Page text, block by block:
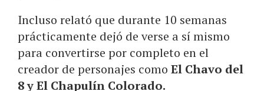
Incluso relató que durante 10 semanas
prácticamente dejó de verse a sí mismo
para convertirse por completo en el
creador de personajes como El Chavo del
8 y El Chapulín Colorado.